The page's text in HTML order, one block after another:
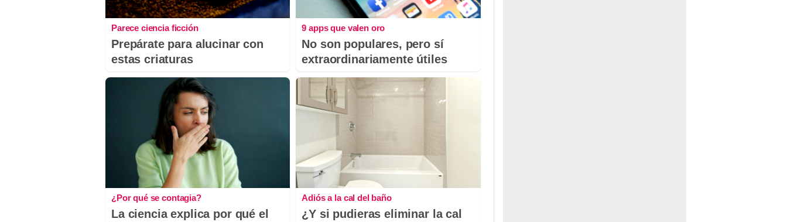
Parece ciencia ficción
Prepárate para alucinar con
estas criaturas
9 apps que valen oro
No son populares, pero sí
extraordinariamente útiles
¿Por qué se contagia?
La ciencia explica por qué el
Adiós a la cal del baño
¿Y si pudieras eliminar la cal